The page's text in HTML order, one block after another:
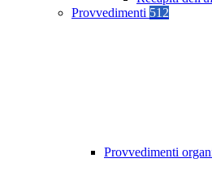
Provvedimenti 512
Provvedimenti